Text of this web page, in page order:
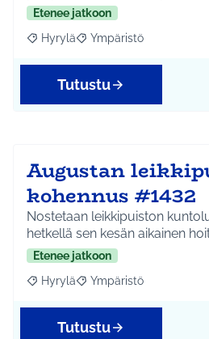
Etenee jatkoon
Rajaa tulokset aihepiirin mukaan:
Hyrylä Rajaa tulokset teeman
Ympäristö
Tutustu
Augustan
kohennus #1432
Nostetaan leikkipuiston
hetkellä sen kesän aikainen
Etenee jatkoon
Rajaa tulokset aihepiirin mukaan:
Hyrylä Rajaa tulokset teeman
Ympäristö
Tutustu